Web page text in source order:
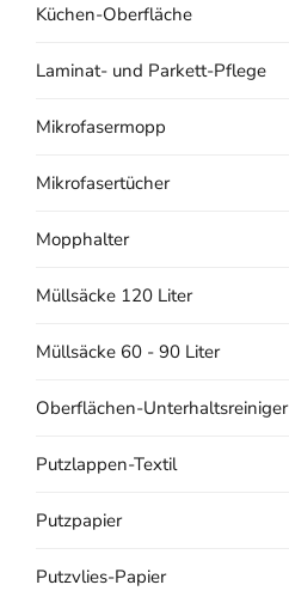
Küchen-Oberfläche
Laminat- und Parkett-Pflege
Mikrofasermopp
Mikrofasertücher
Mopphalter
Müllsäcke 120 Liter
Müllsäcke 60 - 90 Liter
Oberflächen-Unterhaltsreiniger
Putzlappen-Textil
Putzpapier
Putzvlies-Papier